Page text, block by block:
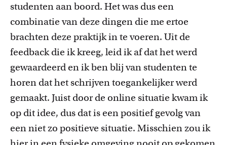
studenten aan boord. Het was dus een
combinatie van deze dingen die me ertoe
brachten deze praktijk in te voeren. Uit de
feedback die ik kreeg, leid ik af dathetwerd
gewaardeerd en ik ben blij van studenten te
horen dat het schrijven toegankelijker werd
gemaakt. Juist door de online situatie kwam ik
op dit idee, dus dat is een positief gevolg van
een niet zo positieve situatie. Misschien zou ik